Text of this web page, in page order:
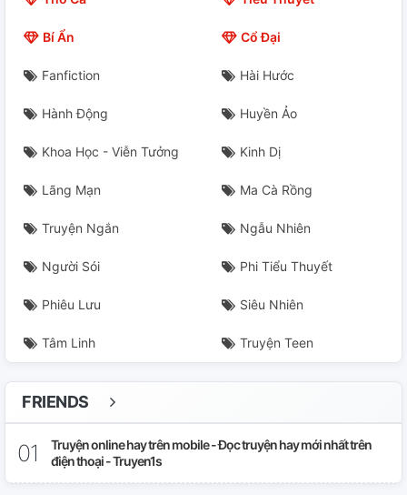
Bí Ẩn Cổ Đại
Fanfiction Hài Hước
Hành Động Huyền Ảo
Khoa Học - Viễn Tưởng Kinh Dị
Lãng Mạn Ma Cà Rồng
Truyện Ngắn Ngẫu Nhiên
Người Sói Phi Tiểu Thuyết
Phiêu Lưu Siêu Nhiên
Tâm Linh Truyện Teen
FRIENDS
Truyện online hay trên mobile - Đọc truyện hay mới nhất trên
điện thoại - Truyen1s